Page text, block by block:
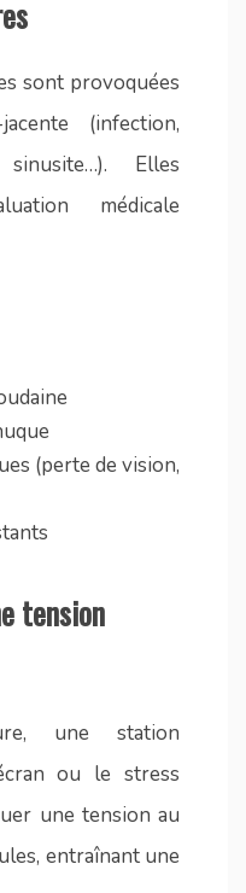
sont provoquées
(infection,
Elles
médicale
(perte de vision,
tension
une station
ou le stress
une tension au
entraînant une